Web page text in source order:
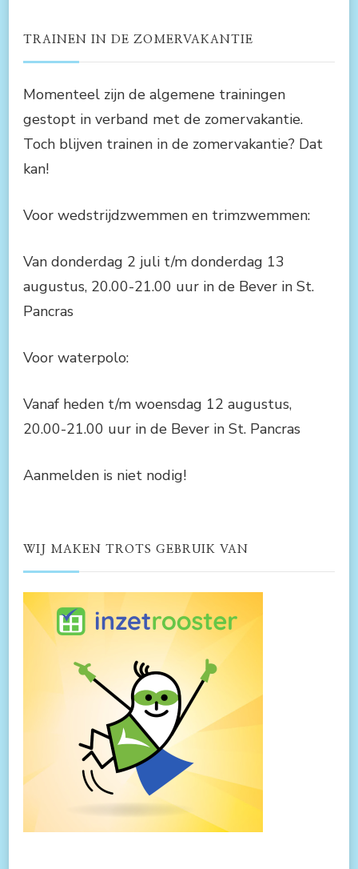
TRAINEN IN DE ZOMERVAKANTIE
Momenteel zijn de algemene trainingen
gestopt in verband met de zomervakantie.
Toch blijven trainen in de zomervakantie? Dat
kan!
Voor wedstrijdzwemmen en trimzwemmen:
Van donderdag 2 juli t/m donderdag 13
augustus, 20.00-21.00 uur in de Bever in St.
Pancras
Voor waterpolo:
Vanaf heden t/m woensdag 12 augustus,
20.00-21.00 uur in de Bever in St. Pancras
Aanmelden is niet nodig!
WIJ MAKEN TROTS GEBRUIK VAN